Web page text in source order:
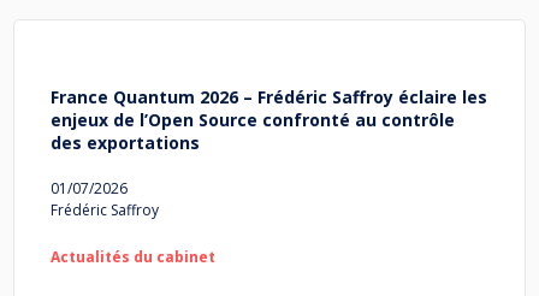
France Quantum 2026 – Frédéric Saffroy éclaire les
enjeux de l’Open Source confronté au contrôle
des exportations
01/07/2026
Frédéric Saffroy
Actualités du cabinet